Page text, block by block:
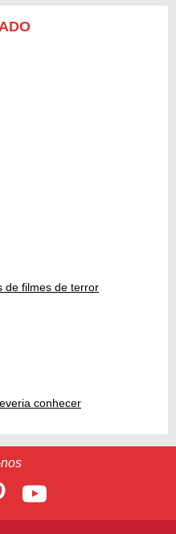
de filmes de terror
conhecer